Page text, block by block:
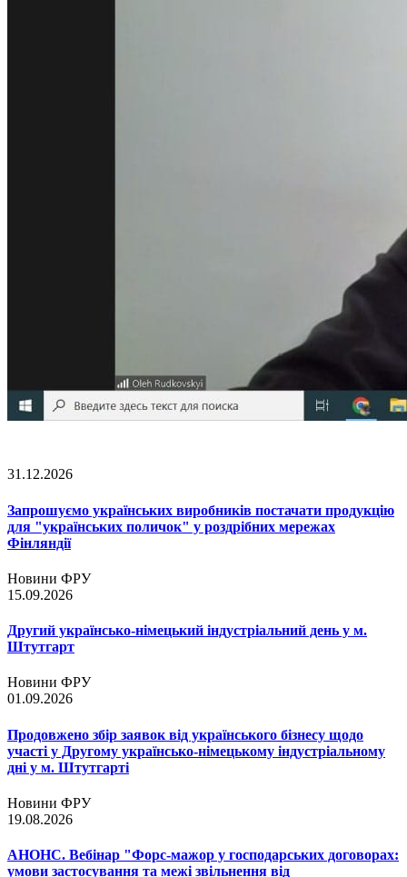
31.12.2026
Запрошуємо українських виробників постачати продукцію
для "українських поличок" у роздрібних мережах
Фінляндії
Новини ФРУ
15.09.2026
Другий українсько-німецький індустріальний день у м.
Штутгарт
Новини ФРУ
01.09.2026
Продовжено збір заявок від українського бізнесу щодо
участі у Другому українсько-німецькому індустріальному
дні у м. Штутгарті
Новини ФРУ
19.08.2026
АНОНС. Вебінар "Форс-мажор у господарських договорах:
умови застосування та межі звільнення від